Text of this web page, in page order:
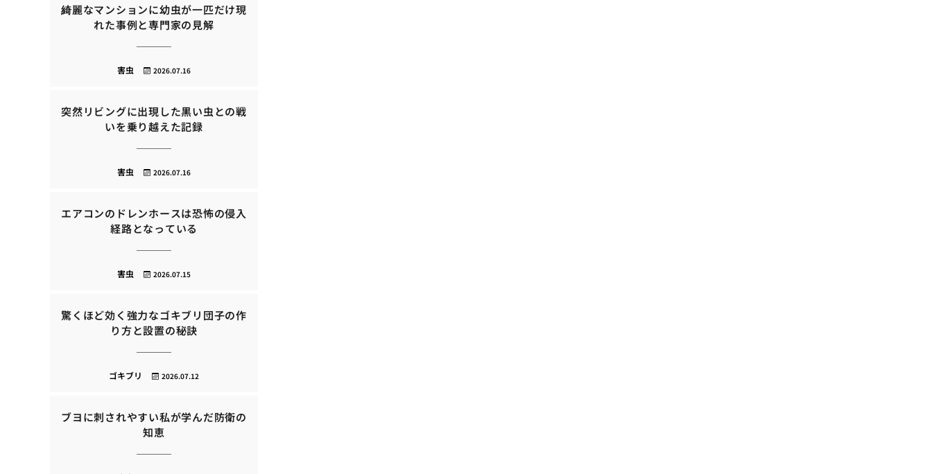
綺麗なマンションに幼虫が一匹だけ現
れた事例と専門家の見解
2026.07.16
害虫
突然リビングに出現した黒い虫との戦
いを乗り越えた記録
2026.07.16
害虫
エアコンのドレンホースは恐怖の侵入
経路となっている
2026.07.15
害虫
驚くほど効く強力なゴキブリ団子の作
り方と設置の秘訣
2026.07.12
ゴキブリ
ブヨに刺されやすい私が学んだ防衛の
知恵